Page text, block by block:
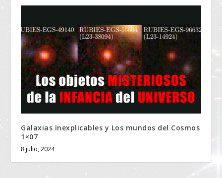
Galaxias inexplicables y Los mundos del Cosmos
1×07
8 julio, 2024